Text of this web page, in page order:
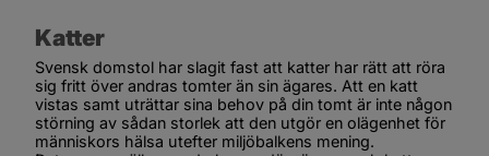
Katter
Svensk domstol har slagit fast att katter har rätt att röra
sig fritt över andras tomter än sin ägares. Att en katt
vistas samt uträttar sina behov på din tomt är inte någon
störning av sådan storlek att den utgör en olägenhet för
människors hälsa utefter miljöbalkens mening.